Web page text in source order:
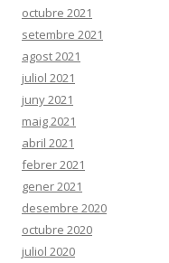
octubre 2021
setembre 2021
agost 2021
juliol 2021
juny 2021
maig 2021
abril 2021
febrer 2021
gener 2021
desembre 2020
octubre 2020
juliol 2020